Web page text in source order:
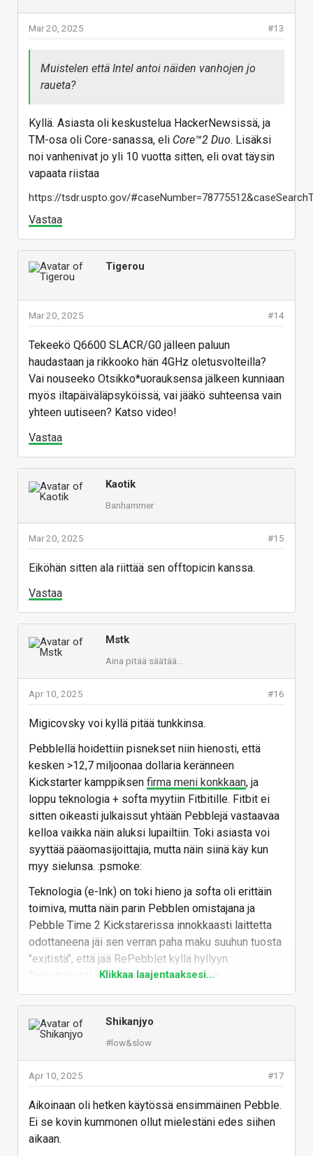
#13
Mar 20, 2025
Muistelen että Intel antoi näiden vanhojen jo
raueta?
Kyllä. Asiasta oli keskustelua HackerNewsissä, ja
TM-osa oli Core-sanassa, eli Core™2 Duo. Lisäksi
noi vanhenivat jo yli 10 vuotta sitten, eli ovat täysin
vapaata riistaa
https://tsdr.uspto.gov/
Vastaa
Tigerou
#14
Mar 20, 2025
Tekeekö Q6600 SLACR/G0 jälleen paluun
haudastaan ja rikkooko hän 4GHz oletusvolteilla?
Vai nouseeko Otsikko*uorauksensa jälkeen kunniaan
myös iltapäiväläpsyköissä, vai jääkö suhteensa vain
yhteen uutiseen? Katso video!
Vastaa
Kaotik
Banhammer
#15
Mar 20, 2025
Eiköhän sitten ala riittää sen offtopicin kanssa.
Vastaa
Mstk
Aina pitää säätää...
#16
Apr 10, 2025
Migicovsky voi kyllä pitää tunkkinsa.
Pebblellä hoidettiin pisnekset niin hienosti, että
kesken >12,7 miljoonaa dollaria keränneen
Kickstarter kamppiksen firma meni konkkaan, ja
loppu teknologia + softa myytiin Fitbitille. Fitbit ei
sitten oikeasti julkaissut yhtään Pebblejä vastaavaa
kelloa vaikka näin aluksi lupailtiin. Toki asiasta voi
syyttää pääomasijoittajia, mutta näin siinä käy kun
myy sielunsa. :psmoke:
Teknologia (e-Ink) on toki hieno ja softa oli erittäin
toimiva, mutta näin parin Pebblen omistajana ja
Pebble Time 2 Kickstarerissa innokkaasti laittetta
odottaneena jäi sen verran paha maku suuhun tuosta
"exitistä", että jää RePebblet kyllä hyllyyn.
Toivottavasti Intel haastaa tavaramerkin
väärinkäytöstä oikeuteen ja kynii tämän uudenkin
firman puhtaaksi
Vastaa
Klikkaa laajentaaksesi...
Shikanjyo
#low&slow
#17
Apr 10, 2025
Aikoinaan oli hetken käytössä ensimmäinen Pebble.
Ei se kovin kummonen ollut mielestäni edes siihen
aikaan.